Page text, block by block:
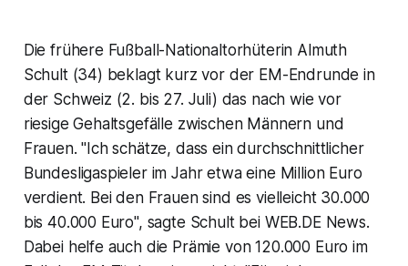
Die frühere Fußball-Nationaltorhüterin Almuth
Schult (34) beklagt kurz vor der EM-Endrunde in
der Schweiz (2. bis 27. Juli) das nach wie vor
riesige Gehaltsgefälle zwischen Männern und
Frauen. "Ich schätze, dass ein durchschnittlicher
Bundesligaspieler im Jahr etwa eine Million Euro
verdient. Bei den Frauen sind es vielleicht 30.000
bis 40.000 Euro", sagte Schult bei WEB.DE News.
Dabei helfe auch die Prämie von 120.000 Euro im